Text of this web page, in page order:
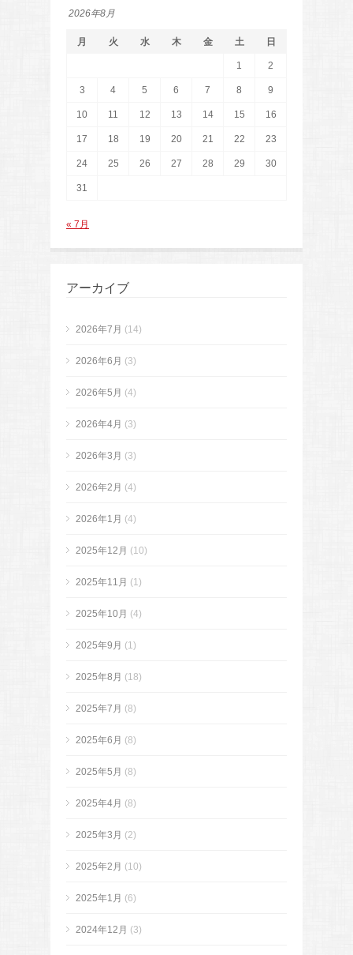
2026年8月
月 火 水 木 金 土 日
1 2
3 4 5 6 7 8 9
10 11 12 13 14 15 16
17 18 19 20 21 22 23
24 25 26 27 28 29 30
31
« 7月
アーカイブ
2026年7月 (14)
2026年6月 (3)
2026年5月 (4)
2026年4月 (3)
2026年3月 (3)
2026年2月 (4)
2026年1月 (4)
2025年12月 (10)
2025年11月 (1)
2025年10月 (4)
2025年9月 (1)
2025年8月 (18)
2025年7月 (8)
2025年6月 (8)
2025年5月 (8)
2025年4月 (8)
2025年3月 (2)
2025年2月 (10)
2025年1月 (6)
2024年12月 (3)